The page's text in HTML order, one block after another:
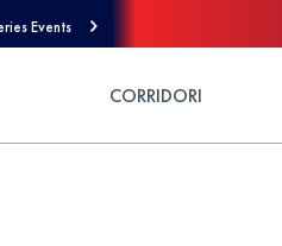
Events
CORRIDORI